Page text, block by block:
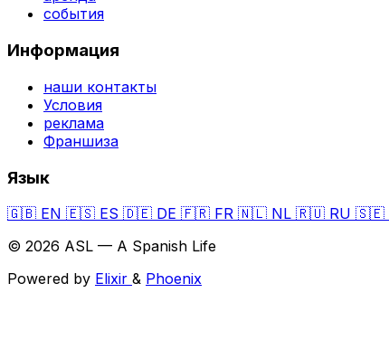
события
Информация
наши контакты
Условия
реклама
Франшиза
Язык
🇬🇧 EN 🇪🇸 ES 🇩🇪 DE 🇫🇷 FR 🇳🇱 NL 🇷🇺 RU 🇸🇪
© 2026 ASL — A Spanish Life
Powered by Elixir & Phoenix